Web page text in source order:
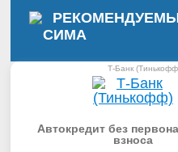
СИМА
Т-Банк
Автокредит без
взноса